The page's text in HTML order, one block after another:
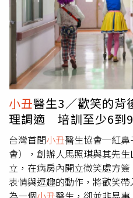
擁有20多年表演經驗的表演
微笑醫生協會訓練。回憶起
說，當時只是因為很喜歡 小丑
才是最需要小丑的地方，才會
注入一絲歡笑。大部分人對於
妝容、醒目的鼻子、逗趣的
子面具同時也被視為「世上
樂，彷彿只要戴上那顆紅鼻
納、被允許。不過一個合格的
個月的嚴格訓練，在病房裡的
無法事先演練安排，全靠當
反應來決定接下來的劇本，
要學習表演藝術課程，也得
小丑醫生3／歡笑的背
理調適 培訓至少6到
台灣首間小丑醫生協會─紅鼻
會），創辦人馬照琪與其先
立，在病房內開立微笑處方
表情與逗趣的動作，將歡笑